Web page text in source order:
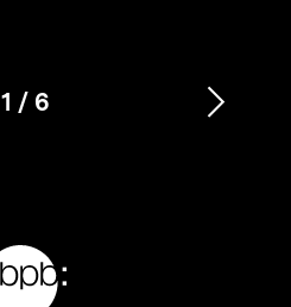
Karussellinhalt
1
von
/ 6